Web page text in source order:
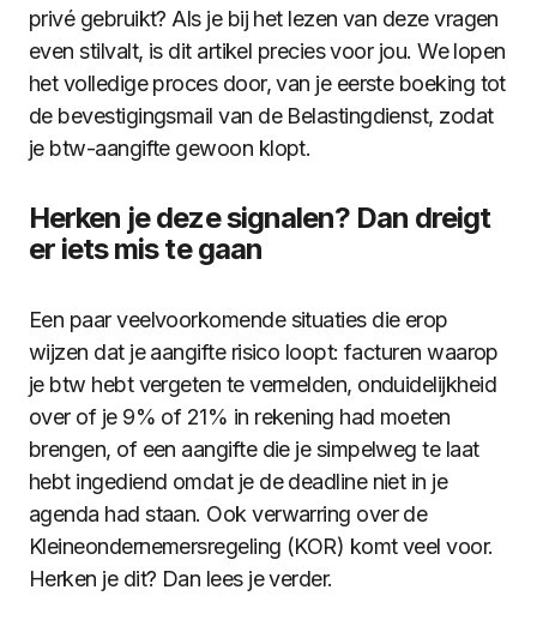
privé gebruikt? Als je bij het lezen van deze vragen
even stilvalt, is dit artikel precies voor jou. We lopen
het volledige proces door, van je eerste boeking tot
de bevestigingsmail van de Belastingdienst, zodat
je btw-aangifte gewoon klopt.
Herken je deze signalen? Dan dreigt
er iets mis te gaan
Een paar veelvoorkomende situaties die erop
wijzen dat je aangifte risico loopt: facturen waarop
je btw hebt vergeten te vermelden, onduidelijkheid
over of je 9% of 21% in rekening had moeten
brengen, of een aangifte die je simpelweg te laat
hebt ingediend omdat je de deadline niet in je
agenda had staan. Ook verwarring over de
Kleineondernemersregeling (KOR) komt veel voor.
Herken je dit? Dan lees je verder.